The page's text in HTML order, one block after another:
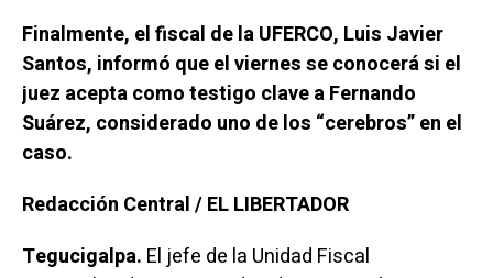
Finalmente, el fiscal de la UFERCO, Luis Javier
Santos, informó que el viernes se conocerá si el
juez acepta como testigo clave a Fernando
Suárez, considerado uno de los “cerebros” en el
caso.
Redacción Central / EL LIBERTADOR
Tegucigalpa. El jefe de la Unidad Fiscal